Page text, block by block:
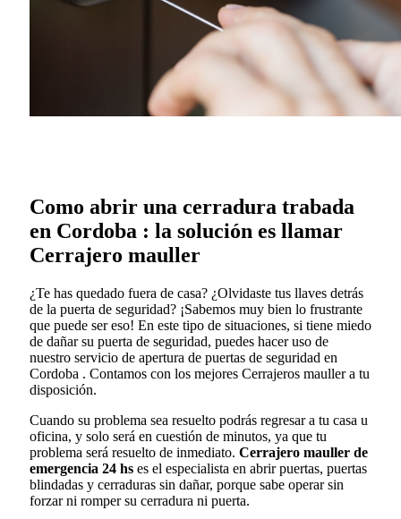
Como abrir una cerradura trabada
en Cordoba : la solución es llamar
Cerrajero mauller
¿Te has quedado fuera de casa? ¿Olvidaste tus llaves detrás
de la puerta de seguridad? ¡Sabemos muy bien lo frustrante
que puede ser eso! En este tipo de situaciones, si tiene miedo
de dañar su puerta de seguridad, puedes hacer uso de
nuestro servicio de apertura de puertas de seguridad en
Cordoba . Contamos con los mejores Cerrajeros mauller a tu
disposición.
Cuando su problema sea resuelto podrás regresar a tu casa u
oficina, y solo será en cuestión de minutos, ya que tu
problema será resuelto de inmediato. Cerrajero mauller de
emergencia 24 hs es el especialista en abrir puertas, puertas
blindadas y cerraduras sin dañar, porque sabe operar sin
forzar ni romper su cerradura ni puerta.